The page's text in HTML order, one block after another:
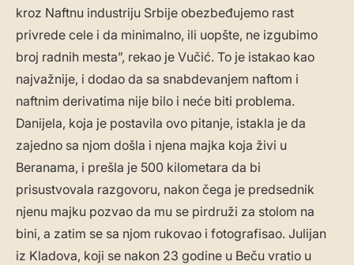
kroz Naftnu industriju Srbije obezbeđujemo rast
privrede cele i da minimalno, ili uopšte, ne izgubimo
broj radnih mesta”, rekao je Vučić. To je istakao kao
najvažnije, i dodao da sa snabdevanjem naftom i
naftnim derivatima nije bilo i neće biti problema.
Danijela, koja je postavila ovo pitanje, istakla je da
zajedno sa njom došla i njena majka koja živi u
Beranama, i prešla je 500 kilometara da bi
prisustvovala razgovoru, nakon čega je predsednik
njenu majku pozvao da mu se pirdruži za stolom na
bini, a zatim se sa njom rukovao i fotografisao. Julijan
iz Kladova, koji se nakon 23 godine u Beču vratio u